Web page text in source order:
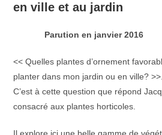
en ville et au jardin
Parution en janvier 2016
<< Quelles plantes d’ornement
planter dans mon jardin ou en ville? >>.
C’est à cette question que répond
consacré aux plantes horticoles.